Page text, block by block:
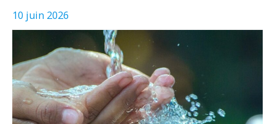
10 juin 2026